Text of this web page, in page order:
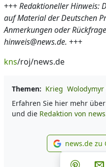
+++Redaktioneller Hinweis:
auf Material der Deutschen
Anmerkungen oder
hinweis@news.de. +++
kns/roj/news.de
Themen: Krieg Wolodymyr
Erfahren Sie hier mehr
und die Redaktion von
news.de zu